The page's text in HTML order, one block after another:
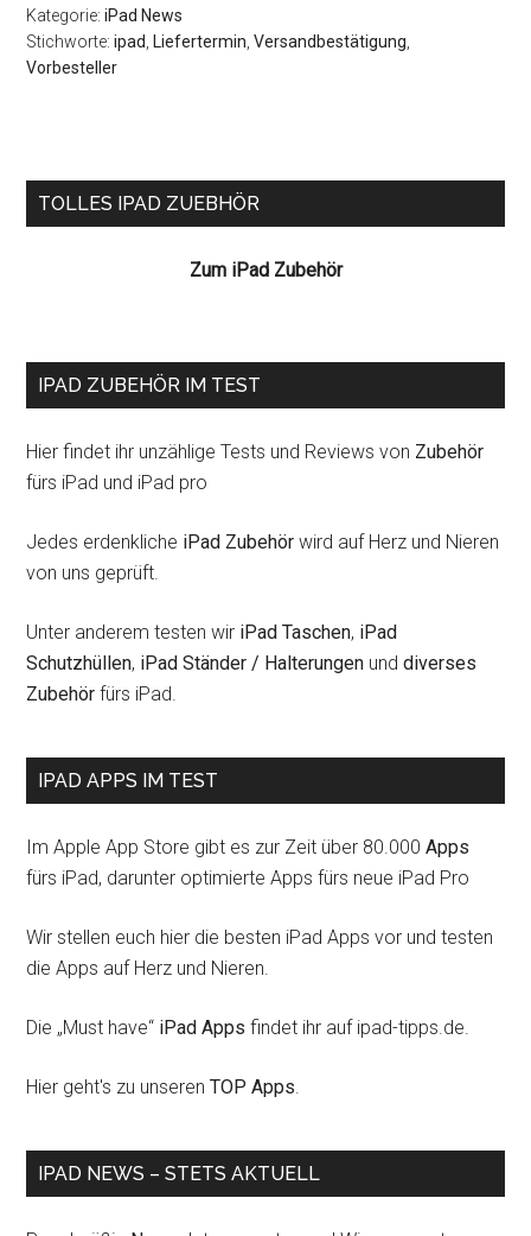
Kategorie:iPad News
Stichworte:ipad Liefertermin ,Versandbestätigung
Vorbesteller
Seitenspalte
TOLLES IPAD ZUEBHÖR
Zum iPad Zubehör
IPAD ZUBEHÖR IM TEST
Hier findet ihr unzählige Tests und Reviews von Zubehör
fürs iPad und iPad pro
Jedes erdenkliche iPad Zubehör wird auf Herz und Nieren
von uns geprüft.
Unter anderem testen wir iPad Taschen, iPad
Schutzhüllen, iPad Ständer / Halterungen unddiverses
Zubehör fürs iPad.
IPAD APPS IM TEST
Im Apple App Store gibt es zur Zeit über 80.000Apps
fürs iPad, darunter optimierte Apps fürs neue iPad Pro
Wir stellen euch hier die besten iPad Apps vor und testen
die Apps auf Herz und Nieren.
Die „Must have“ iPad Apps findet ihr auf ipad-tipps.de.
Hier geht's zu unserenTOP Apps.
IPAD NEWS – STETS AKTUELL